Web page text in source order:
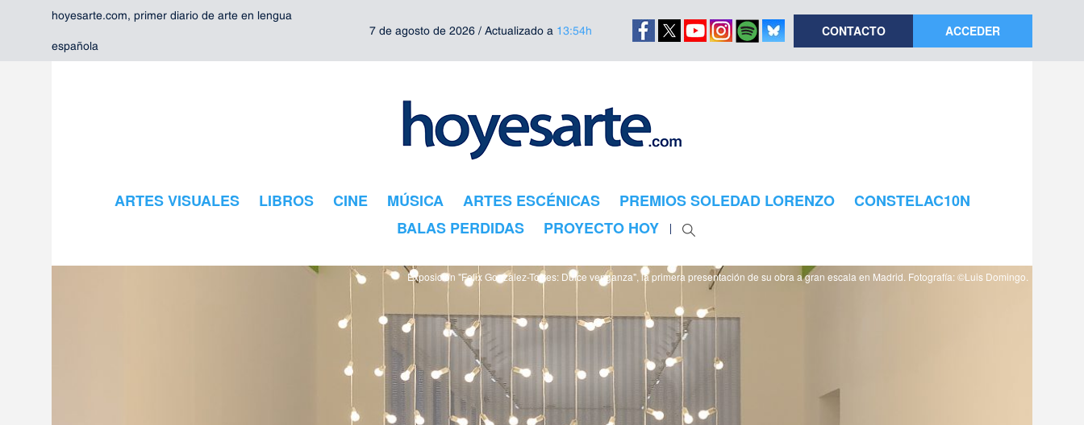
hoyesarte.com, primer diario de arte en lengua
española
7 de agosto de 2026 / Actualizado a 13:54h CONTACTO ACCEDER
ARTES VISUALES LIBROS CINE MÚSICA ARTES ESCÉNICAS PREMIOS SOLEDAD LORENZO
CONSTELAC10N
BALAS PERDIDAS
PROYECTO HOY
Exposición "Felix Gonzalez-Torres: Dulce venganza", la primera presentación de su obra a gran escala en Madrid. Fotografía: ©Luis Domingo.